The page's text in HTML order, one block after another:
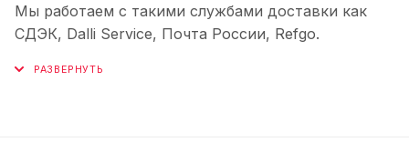
Мы работаем с такими службами доставки как
СДЭК, Dalli Service, Почта России, Refgo.